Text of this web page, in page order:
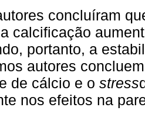
concluíram
calcificação
portanto, a
autores
de cálcio e o stress­
nos efeitos na